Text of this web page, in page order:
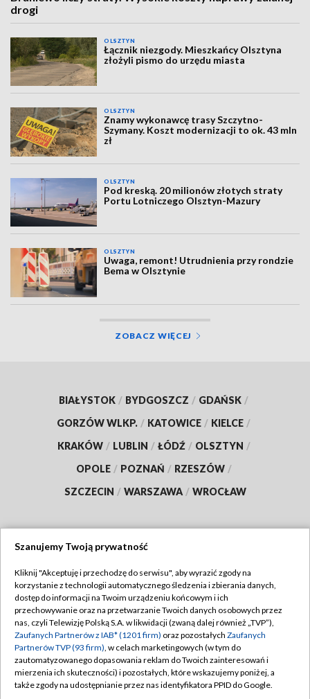
drogi
OLSZTYN
Łącznik niezgody. Mieszkańcy Olsztyna
złożyli pismo do urzędu miasta
OLSZTYN
Znamy wykonawcę trasy Szczytno-
Szymany. Koszt modernizacji to ok. 43 mln
zł
OLSZTYN
Pod kreską. 20 milionów złotych straty
Portu Lotniczego Olsztyn-Mazury
OLSZTYN
Uwaga, remont! Utrudnienia przy rondzie
Bema w Olsztynie
ZOBACZ WIĘCEJ
BIAŁYSTOK / BYDGOSZCZ / GDAŃSK /
GORZÓW WLKP. / KATOWICE / KIELCE /
KRAKÓW / LUBLIN / ŁÓDŹ / OLSZTYN /
OPOLE / POZNAŃ / RZESZÓW /
SZCZECIN / WARSZAWA / WROCŁAW
TVP
Abonament TVP
Emisja w TVP
Centrum informacji TVP
Naziemna Telewizja Cyfrowa
Regulamin TVP
Polityka prywatności
Moje zgody
Pomoc
Szanujemy Twoją prywatność
Kliknij "Akceptuję i przechodzę do serwisu", aby wyrazić zgody na
korzystanie z technologii automatycznego śledzenia i zbierania danych,
dostęp do informacji na Twoim urządzeniu końcowym i ich
przechowywanie oraz na przetwarzanie Twoich danych osobowych przez
nas, czyli Telewizję Polską S.A. w likwidacji (zwaną dalej również „TVP”),
Zaufanych Partnerów z IAB* (1201 firm) oraz pozostałych Zaufanych
Partnerów TVP (93 firm), w celach marketingowych (w tym do
zautomatyzowanego dopasowania reklam do Twoich zainteresowań i
mierzenia ich skuteczności) i pozostałych, które wskazujemy poniżej, a
także zgody na udostępnianie przez nas identyfikatora PPID do Google.